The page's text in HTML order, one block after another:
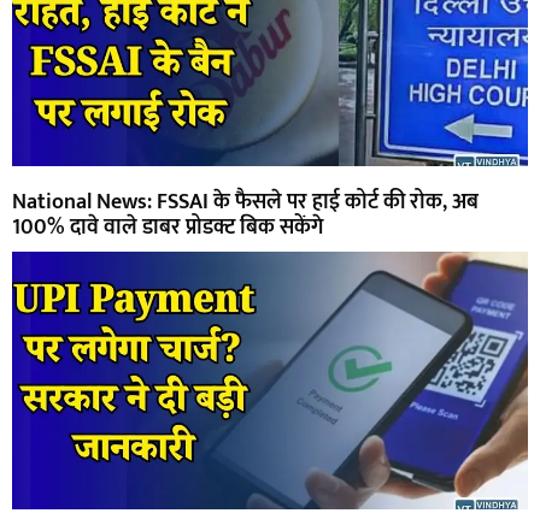
National News: FSSAI के फैसले पर हाई कोर्ट की रोक, अब
100% दावे वाले डाबर प्रोडक्ट बिक सकेंगे